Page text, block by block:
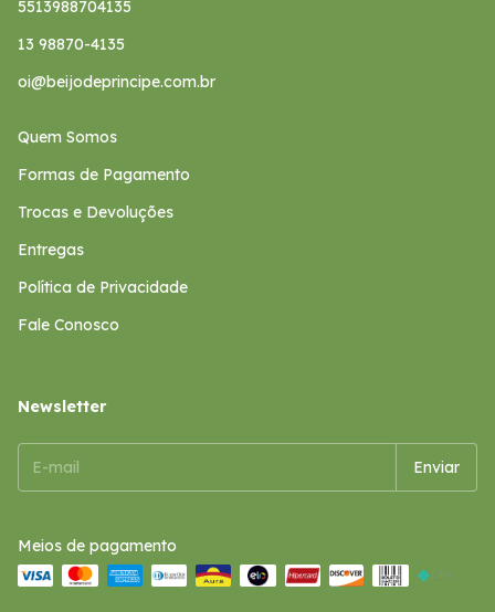
5513988704135
13 98870-4135
oi@beijodeprincipe.com.br
Quem Somos
Formas de Pagamento
Trocas e Devoluções
Entregas
Política de Privacidade
Fale Conosco
Newsletter
Meios de pagamento